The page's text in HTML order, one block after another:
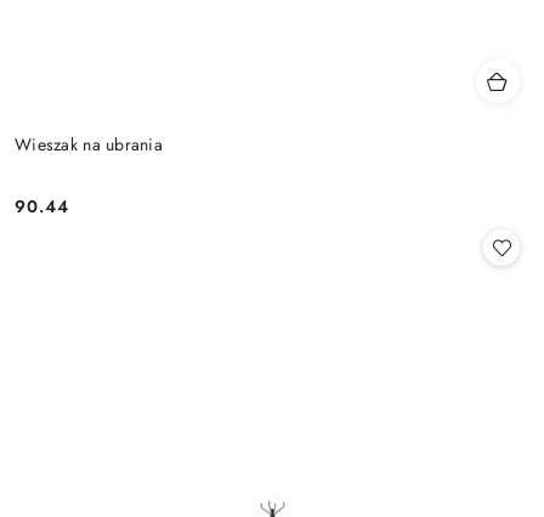
Wieszak na ubrania
Cena:
90.44